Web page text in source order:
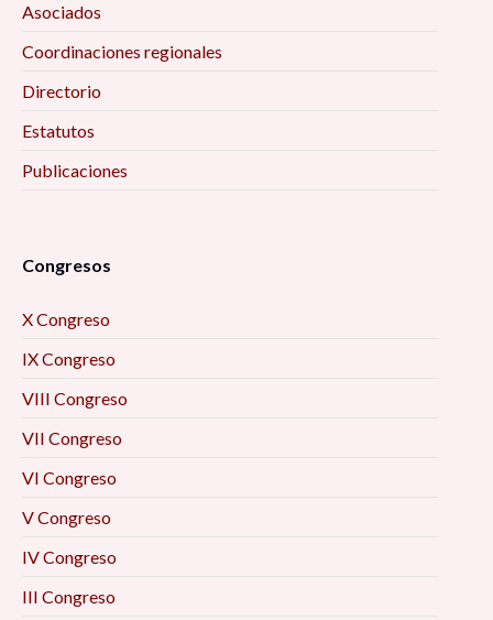
Asociados
Coordinaciones regionales
Directorio
Estatutos
Publicaciones
Congresos
X Congreso
IX Congreso
VIII Congreso
VII Congreso
VI Congreso
V Congreso
IV Congreso
III Congreso